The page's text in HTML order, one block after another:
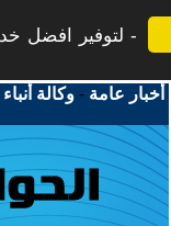
لتوفير افضل
أخبار عامة -وكالة